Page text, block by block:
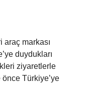
araç markası
duydukları
ziyaretlerle
Türkiye’ye